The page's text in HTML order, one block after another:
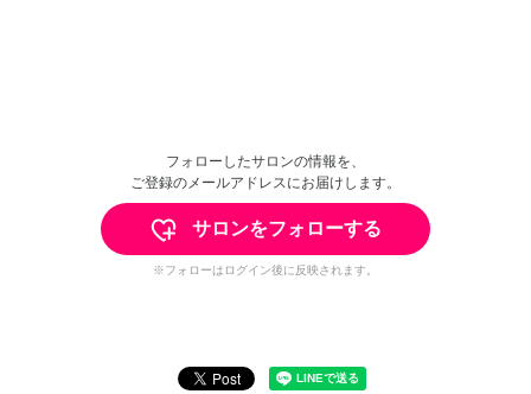
フォローしたサロンの情報を、
ご登録のメールアドレスにお届けします。
サロンをフォローする
※フォローはログイン後に反映されます。